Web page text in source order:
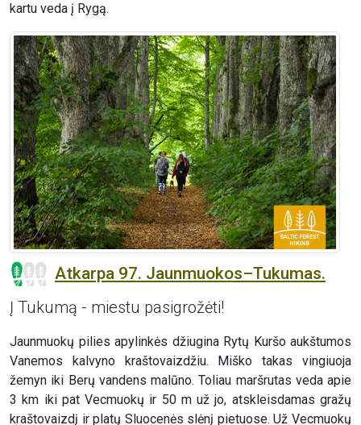
kartu veda į Rygą.
Atkarpa 97. Jaunmuokos–Tukumas.
Į Tukumą - miestu pasigrožėti!
Jaunmuokų pilies apylinkės džiugina Rytų Kuršo aukštumos
Vanemos kalvyno kraštovaizdžiu. Miško takas vingiuoja
žemyn iki Berų vandens malūno. Toliau maršrutas veda apie
3 km iki pat Vecmuokų ir 50 m už jo, atskleisdamas gražų
kraštovaizdį ir platų Sluocenės slėnį pietuose. Už Vecmuokų